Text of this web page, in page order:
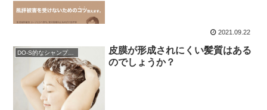
2021.09.22
DO-S的なシャンプー解析
皮膜が形成されにくい髪質はある
のでしょうか？